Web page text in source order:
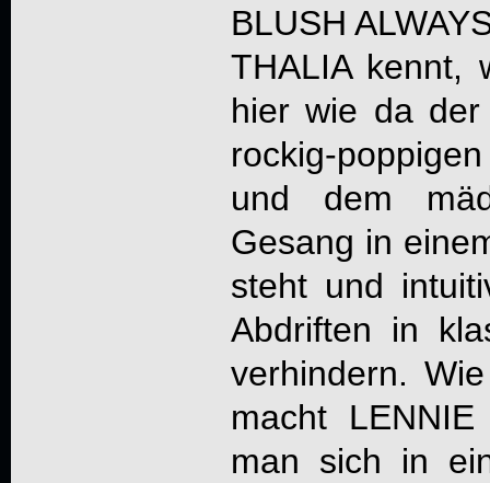
BLUSH
THALIA kennt,
hier wie da
rockig-
und dem
Gesang in
steht und
Abdriften in
verhindern.
macht
man sich in